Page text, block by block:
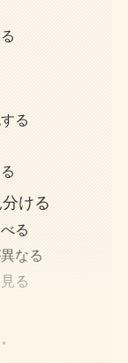
る
ける
る
なる
る